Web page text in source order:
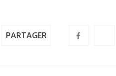
PARTAGER